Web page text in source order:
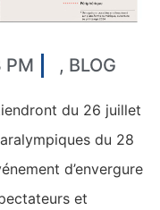
PM , BLOG
du 26 juillet
du 28
d’envergure
et